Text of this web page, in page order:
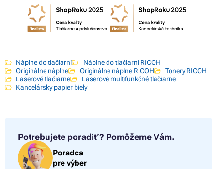
Náplne do tlačiarní
Náplne do tlačiarní RICOH
Originálne náplne
Originálne náplne RICOH
Tonery RICOH
Laserové tlačiarne
Laserové multifunkčné tlačiarne
Kancelársky papier biely
Potrebujete poradiť? Pomôžeme Vám.
Poradca
pre výber